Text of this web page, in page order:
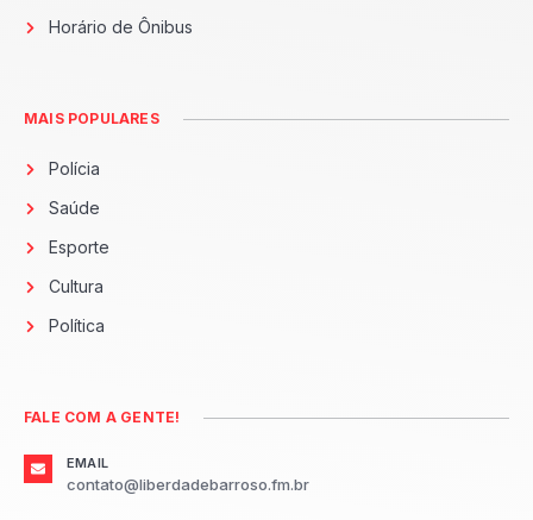
Horário de Ônibus
MAIS POPULARES
Polícia
Saúde
Esporte
Cultura
Política
FALE COM A GENTE!
EMAIL
contato@liberdadebarroso.fm.br